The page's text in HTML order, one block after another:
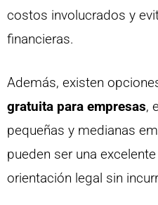
costos involucrados y
financieras.
Además, existen
gratuita para empresas,
pequeñas y medianas
pueden ser una
orientación legal sin